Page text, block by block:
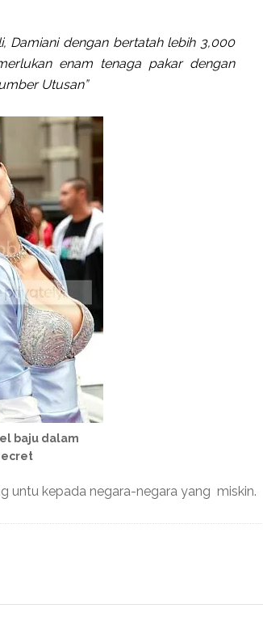
Damiani dengan bertatah lebih 3,000
enam tenaga pakar dengan
Utusan”
baju dalam
untu kepada negara-negara yang miskin.